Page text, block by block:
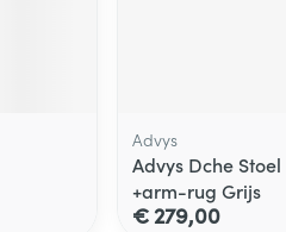
Advys
Advys Dche
+arm-rug Grijs
€ 279,00